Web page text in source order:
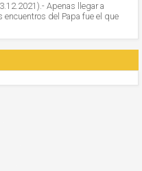
Apenas llegar a
encuentros del Papa fue el que